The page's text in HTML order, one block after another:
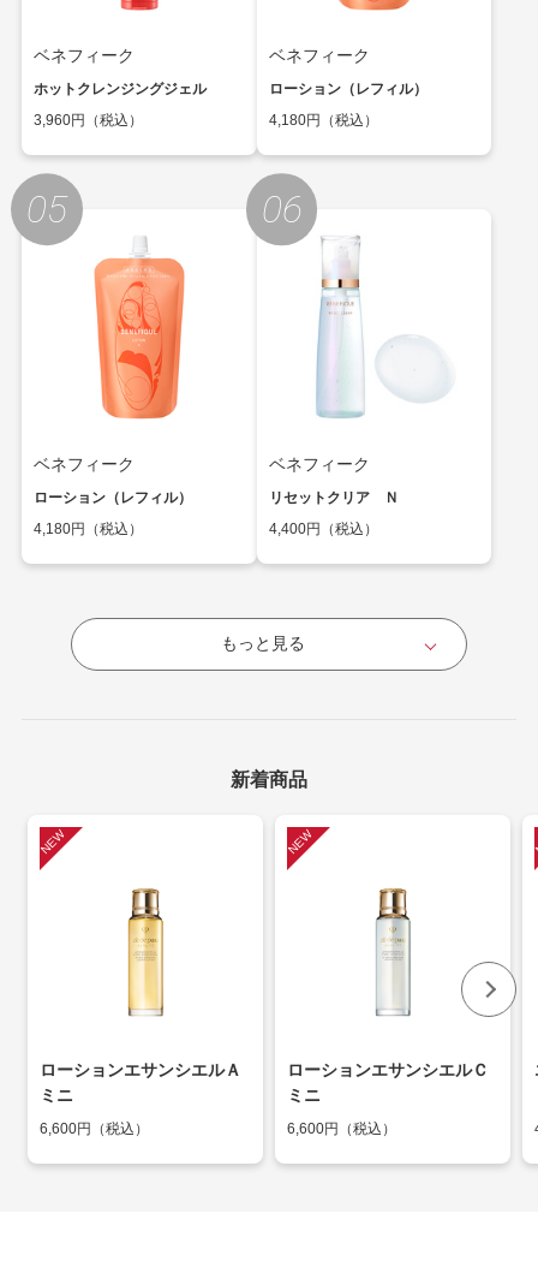
ベネフィーク
ホットクレンジングジェル
3,960円（税込）
ベネフィーク
ローション（レフィル）
4,180円（税込）
ベネフィーク
ローション（レフィル）
4,180円（税込）
ベネフィーク
リセットクリア Ｎ
4,400円（税込）
もっと見る
新着商品
ローションエサンシエルＡ
ミニ
6,600円（税込）
ローションエサンシエルＣ
ミニ
6,600円（税込）